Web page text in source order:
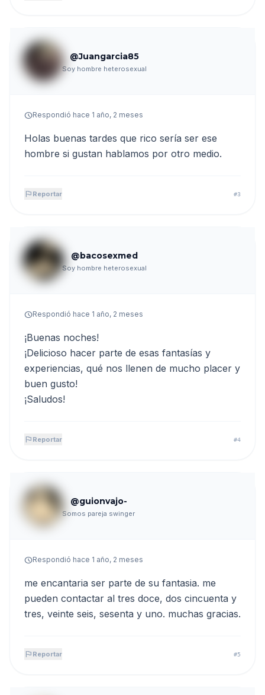
@Juangarcia85
Soy hombre heterosexual
scheduleRespondió hace 1 año, 2 meses
Holas buenas tardes que rico sería ser ese
hombre si gustan hablamos por otro medio.
flag Reportar #3
@bacosexmed
Soy hombre heterosexual
scheduleRespondió hace 1 año, 2 meses
¡Buenas noches!
¡Delicioso hacer parte de esas fantasías y
experiencias, qué nos llenen de mucho placer y
buen gusto!
¡Saludos!
flag Reportar #4
@guionvajo-
Somos pareja swinger
scheduleRespondió hace 1 año, 2 meses
me encantaria ser parte de su fantasia. me
pueden contactar al tres doce, dos cincuenta y
tres, veinte seis, sesenta y uno. muchas gracias.
flag Reportar #5